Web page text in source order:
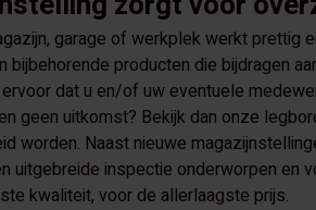
garage of werkplek werkt prettig
bijbehorende producten die bijdragen
dat u en/of uw eventuele
geen uitkomst? Bekijk dan onze
worden. Naast nieuwe
uitgebreide inspectie onderworpen
kwaliteit, voor de allerlaagste prijs.